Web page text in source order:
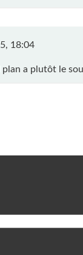
18:04
plan a plutôt le